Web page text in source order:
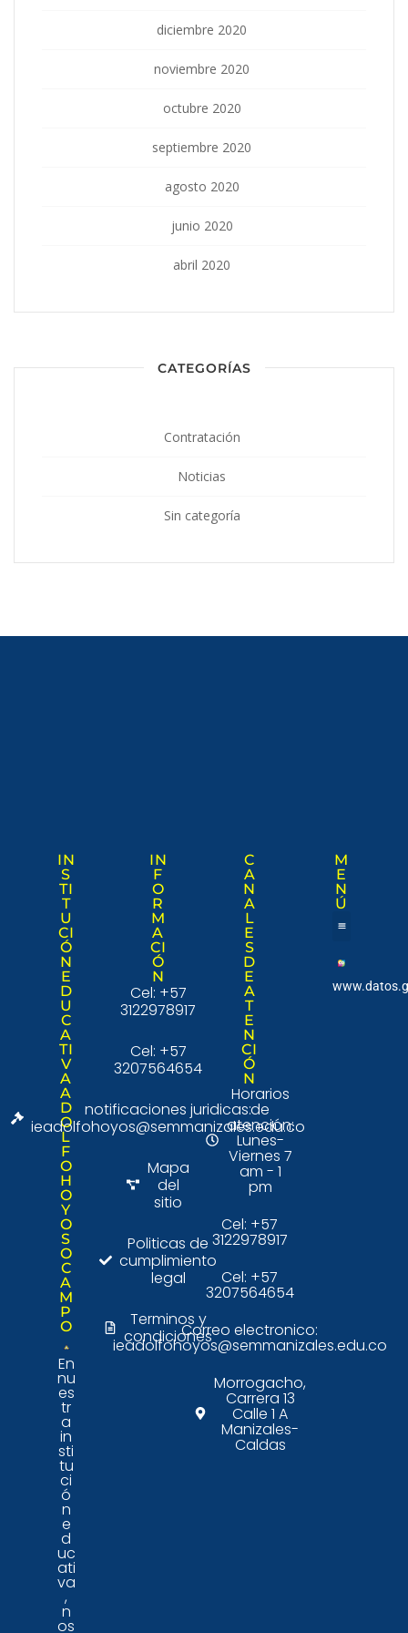
diciembre 2020
noviembre 2020
octubre 2020
septiembre 2020
agosto 2020
junio 2020
abril 2020
CATEGORÍAS
Contratación
Noticias
Sin categoría
IN
S
TI
T
U
CI
Ó
N
E
D
U
C
A
TI
V
A
A
D
O
L
F
O
H
O
Y
O
S
O
C
A
M
P
O
En
nu
es
tr
a
in
sti
tu
ci
ó
n
e
d
uc
ati
va
,
n
os
IN
F
O
R
M
A
CI
Ó
N
Cel: +57
3122978917
Cel: +57
3207564654
notificaciones juridicas:
ieadolfohoyos@semmanizales.edu.co
Mapa
del
sitio
Politicas de
cumplimiento
legal
Terminos y
condiciones
C
A
N
A
L
E
S
D
E
A
T
E
N
CI
Ó
N
Horarios
de
atención:
Lunes-
Viernes 7
am - 1
pm
Cel: +57
3122978917
Cel: +57
3207564654
Correo electronico:
ieadolfohoyos@semmanizales.edu.co
Morrogacho,
Carrera 13
Calle 1 A
Manizales-
Caldas
M
E
N
Ú